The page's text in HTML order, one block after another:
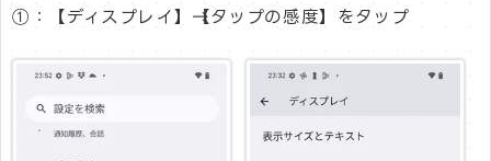
①：【ディスプレイ】→【タップの感度】をタップ